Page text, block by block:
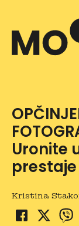
Uronite
prestaje
Kristina